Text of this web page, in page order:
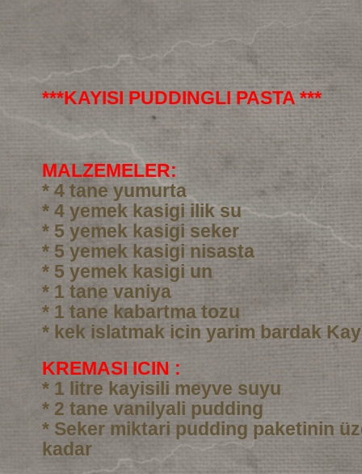
***KAYISI PUDDINGLI PASTA ***
MALZEMELER:
* 4 tane yumurta
* 4 yemek kasigi ilik su
* 5 yemek kasigi seker
* 5 yemek kasigi nisasta
* 5 yemek kasigi un
* 1 tane vaniya
* 1 tane kabartma tozu
* kek islatmak icin yarim bardak
KREMASI ICIN :
* 1 litre kayisili meyve suyu
* 2 tane vanilyali pudding
* Seker miktari pudding paketinin
kadar